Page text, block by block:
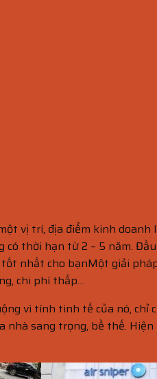
vị trí, địa điểm kinh
thời hạn từ 2 – 5 năm.
nhất cho bạnMột giải
chi phí thấp…
vì tính tinh tế của nó,
sang trọng, bề thế.